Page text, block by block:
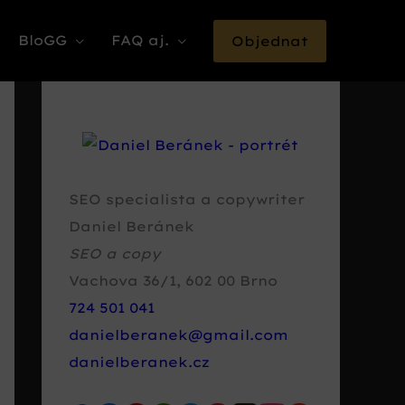
BloGG FAQ aj. Objednat
SEO specialista a copywriter
Daniel Beránek
SEO a copy
Vachova 36/1, 602 00 Brno
724 501 041
danielberanek@gmail.com
danielberanek.cz